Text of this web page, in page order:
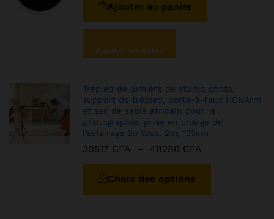
Ajouter au panier
Ajouter au devis
Trépied de lumière de studio photo,
support de trépied, porte-à-faux HONArm
et sac de sable africain pour la
photographie, prise en charge de
l’éclairage Softbox, 2m, 135cm
30517 CFA – 48280 CFA
Choix des options